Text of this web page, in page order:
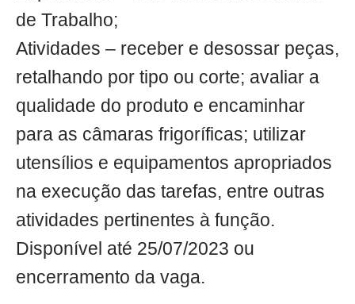
de Trabalho;
Atividades – receber e desossar peças,
retalhando por tipo ou corte; avaliar a
qualidade do produto e encaminhar
para as câmaras frigoríficas; utilizar
utensílios e equipamentos apropriados
na execução das tarefas, entre outras
atividades pertinentes à função.
Disponível até 25/07/2023 ou
encerramento da vaga.